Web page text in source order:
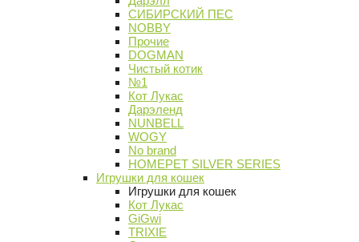
СИБИРСКИЙ ПЕС
NOBBY
Прочие
DOGMAN
Чистый котик
№1
Кот Лукас
Дарэленд
NUNBELL
WOGY
No brand
HOMEPET SILVER SERIES
Игрушки для кошек
Игрушки для кошек
Кот Лукас
GiGwi
TRIXIE